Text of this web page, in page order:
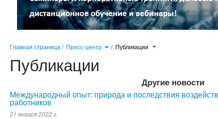
Главная страница / Пресс-центр / Публикации
Публикации
Другие новости
Международный опыт: природа и последствия
работников
21 января 2022 г.